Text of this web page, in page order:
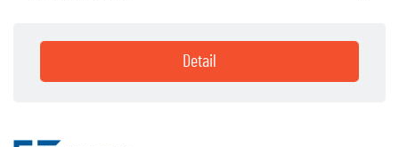
Detail